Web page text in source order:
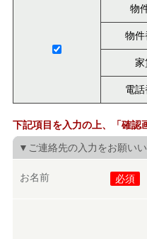
物
物件
家
電
下記項目を入力の上、「確認
▼ご連絡先の入力をお願いい
お名前 必須